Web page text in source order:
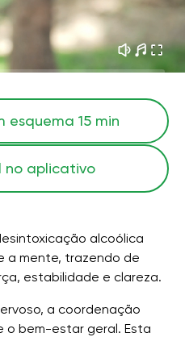
esquema 15 min
no aplicativo
alcoólica
a mente, trazendo de
estabilidade e clareza.
a coordenação
o bem-estar geral. Esta